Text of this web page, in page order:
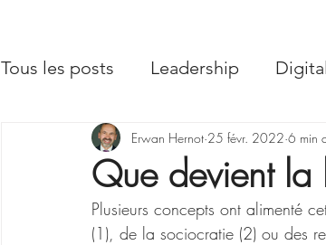
Tous les posts Leadership
X raisons pour ... Learning &
La Minute Management
Que devient la
Erwan Hernot 25 févr. 2022 6 min
Plusieurs concepts ont alimenté
(1), de la sociocratie (2) ou des